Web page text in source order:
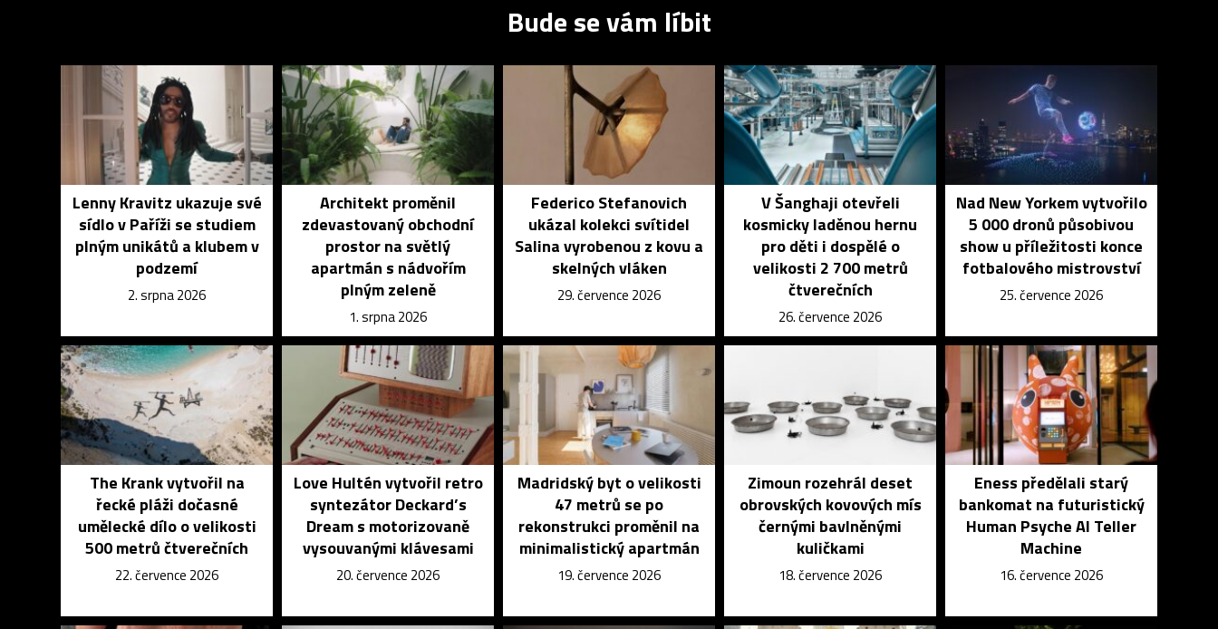
Bude se vám líbit
Lenny Kravitz ukazuje své
sídlo v Paříži se studiem
plným unikátů a klubem v
podzemí
2. srpna 2026
Architekt proměnil
zdevastovaný obchodní
prostor na světlý
apartmán s nádvořím
plným zeleně
1. srpna 2026
Federico Stefanovich
ukázal kolekci svítidel
Salina vyrobenou z kovu a
skelných vláken
29. července 2026
V Šanghaji otevřeli
kosmicky laděnou hernu
pro děti i dospělé o
velikosti 2 700 metrů
čtverečních
26. července 2026
Nad New Yorkem vytvořilo
5 000 dronů působivou
show u příležitosti konce
fotbalového mistrovství
25. července 2026
The Krank vytvořil na
řecké pláži dočasné
umělecké dílo o velikosti
500 metrů čtverečních
22. července 2026
Love Hultén vytvořil retro
syntezátor Deckard’s
Dream s motorizovaně
vysouvanými klávesami
20. července 2026
Madridský byt o velikosti
47 metrů se po
rekonstrukci proměnil na
minimalistický apartmán
19. července 2026
Zimoun rozehrál deset
obrovských kovových mís
černými bavlněnými
kuličkami
18. července 2026
Eness předělali starý
bankomat na futuristický
Human Psyche AI Teller
Machine
16. července 2026